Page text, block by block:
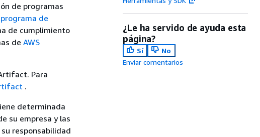
de programas
de
de cumplimiento
de AWS
Para
.
determinada
su empresa y las
responsabilidad
¿Le ha servido de ayuda esta
página?
Sí
No
Enviar comentarios